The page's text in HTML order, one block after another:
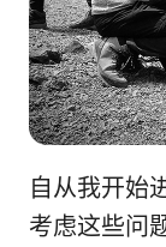
自从我开始
考虑这些问